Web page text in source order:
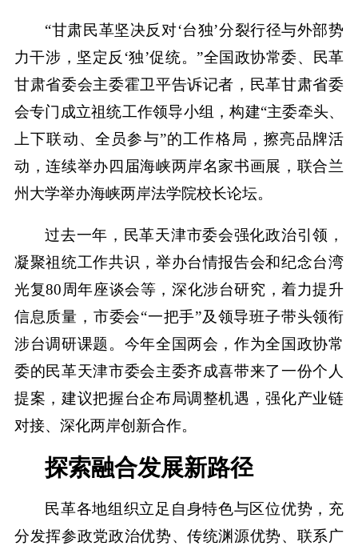
“甘肃民革坚决反对‘台独’分裂行径与外部势
力干涉，坚定反‘独’促统。”全国政协常委、民革
甘肃省委会主委霍卫平告诉记者，民革甘肃省委
会专门成立祖统工作领导小组，构建“主委牵头、
上下联动、全员参与”的工作格局，擦亮品牌活
动，连续举办四届海峡两岸名家书画展，联合兰
州大学举办海峡两岸法学院校长论坛。
过去一年，民革天津市委会强化政治引领，
凝聚祖统工作共识，举办台情报告会和纪念台湾
光复80周年座谈会等，深化涉台研究，着力提升
信息质量，市委会“一把手”及领导班子带头领衔
涉台调研课题。今年全国两会，作为全国政协常
委的民革天津市委会主委齐成喜带来了一份个人
提案，建议把握台企布局调整机遇，强化产业链
对接、深化两岸创新合作。
探索融合发展新路径
民革各地组织立足自身特色与区位优势，充
分发挥参政党政治优势、传统渊源优势、联系广